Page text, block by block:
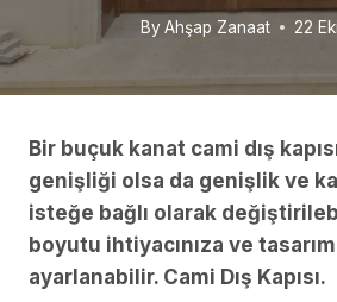
By Ahşap Zanaat 22
Bir buçuk kanat cami dış
genişliği olsa da genişlik ve
isteğe bağlı olarak
boyutu ihtiyacınıza ve
ayarlanabilir. Cami Dış Kapısı.